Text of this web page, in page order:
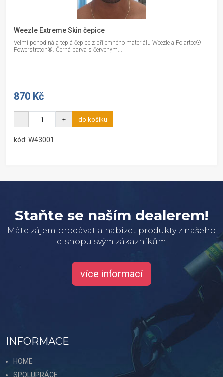
Weezle Extreme Skin čepice
Velmi pohodlná a teplá čepice z příjemného materiálu Weezle a Polartec®
Powerstretch®. Černá barva s červeným...
870 Kč
- + do košíku
kód: W43001
Staňte se naším dealerem!
Máte zájem prodávat a nabízet produkty z našeho
e-shopu svým zákazníkům
více informací
INFORMACE
HOME
SPOLUPRÁCE